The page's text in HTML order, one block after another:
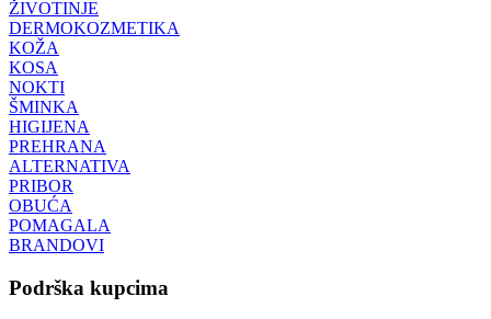
ŽIVOTINJE
DERMOKOZMETIKA
KOŽA
KOSA
NOKTI
ŠMINKA
HIGIJENA
PREHRANA
ALTERNATIVA
PRIBOR
OBUĆA
POMAGALA
BRANDOVI
Podrška kupcima